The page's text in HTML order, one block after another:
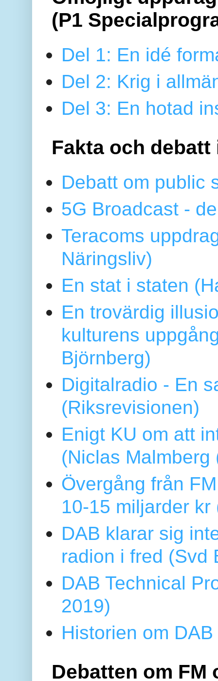
(P1
Del 1: En idé
Del 2: Krig i
Del 3: En hotad
Fakta och debatt
Debatt om public
5G Broadcast -
Teracoms
Näringsliv)
En stat i staten
En trovärdig
kulturens
Björnberg)
Digitalradio - En
(Riksrevisionen)
Enigt KU om att
(Niclas
Övergång från
10-15 miljarder kr
DAB klarar sig
radion i fred (Svd
DAB Technical
2019)
Historien om
Debatten om FM